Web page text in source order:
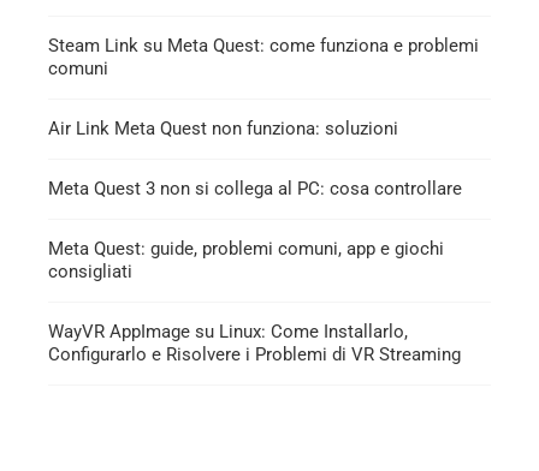
Steam Link su Meta Quest: come funziona e problemi
comuni
Air Link Meta Quest non funziona: soluzioni
Meta Quest 3 non si collega al PC: cosa controllare
Meta Quest: guide, problemi comuni, app e giochi
consigliati
WayVR AppImage su Linux: Come Installarlo,
Configurarlo e Risolvere i Problemi di VR Streaming